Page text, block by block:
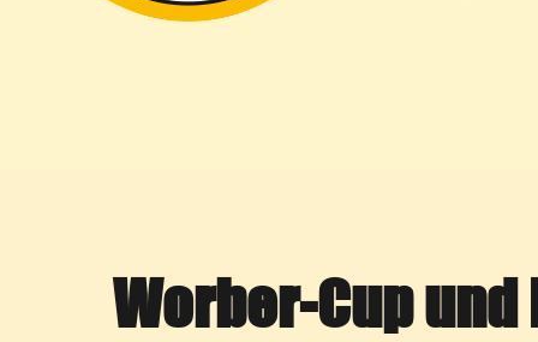
Worber-Cup